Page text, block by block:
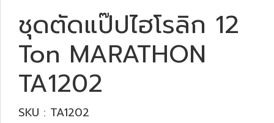
ชุดตัดแป๊ปไฮโรลิก 12
Ton MARATHON
TA1202
SKU : TA1202